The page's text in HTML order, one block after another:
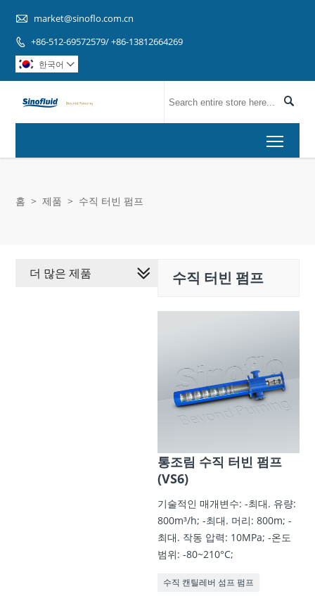
 market@sinoflo.com.cn
 +86-512-69572579/ +86-13812664269
한국어 

홈 > 제품 > 수직 터빈 펌프
수직 터빈 펌프
통조림 수직 터빈 펌프
(VS6)
기술적인 매개변수: -최대. 유량:
800m³/h; -최대. 머리: 800m; -
최대. 작동 압력: 10MPa; -온도
범위: -80~210°C;
수직 캔틸레버 섬프 펌프
더 많은 제품